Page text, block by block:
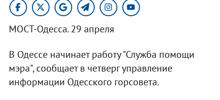
МОСТ-Одесса. 29 апреля
В Одессе начинает работу "Служба помощи
мэра", сообщает в четверг управление
информации Одесского горсовета.